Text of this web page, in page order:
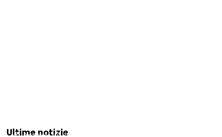
Ultime notizie
Redazione 11/06/2026